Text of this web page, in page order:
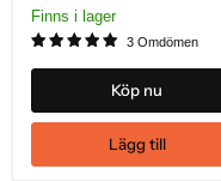
Finns i lager
3 Omdömen
Köp nu
Lägg till